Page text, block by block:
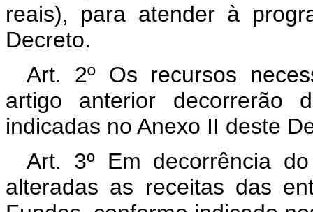
reais), para atender à
Decreto.
Art. 2º Os recursos
artigo anterior decorrerão
indicadas no Anexo II deste
Art. 3º Em decorrência
alteradas as receitas das